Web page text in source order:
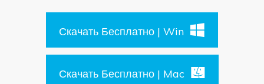
Информационный центр
Скачать Бесплатно | Win
Скачать Бесплатно | Mac